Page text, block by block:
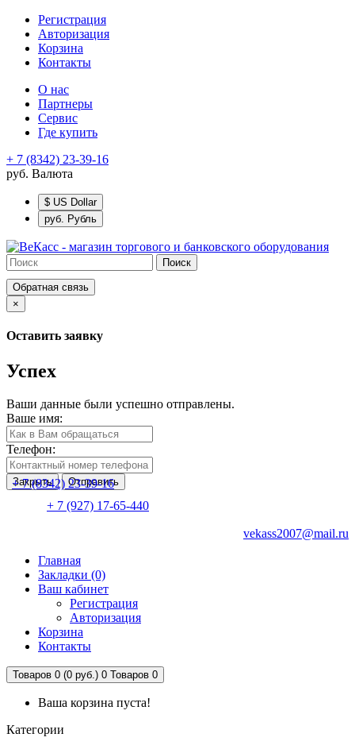
Регистрация
Авторизация
Корзина
Контакты
O нас
Партнеры
Сервис
Где купить
+ 7 (8342) 23-39-16
руб. Валюта
$ US Dollar
руб. Рубль
Поиск
Обратная связь
×
Оставить заявку
Успех
Ваши данные были успешно отправлены.
Ваше имя:
Телефон:
Закрыть Отправить
+ 7 (8342) 23-39-16
+ 7 (927) 17-65-440
vekass2007@mail.ru
Главная
Закладки (0)
Ваш кабинет
Регистрация
Авторизация
Корзина
Контакты
Товаров 0 (0 руб.) 0 Товаров 0
Ваша корзина пуста!
Категории